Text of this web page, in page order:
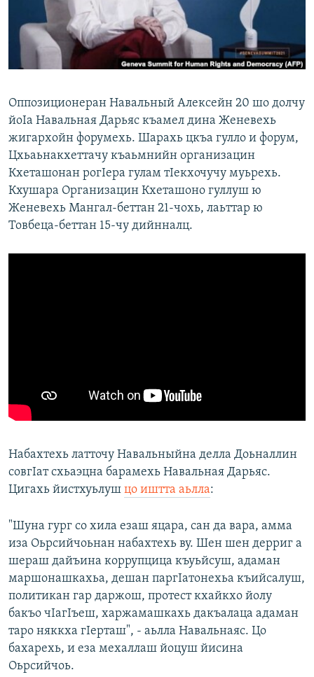
Оппозиционеран Навальный Алексейн 20 шо долчу
йоIа Навальная Дарьяс къамел дина Женевехь
жигархойн форумехь. Шарахь цкъа гулло и форум,
Цхьаьнакхеттачу къаьмнийн организацин
Кхеташонан рогIера гулам тIекхочучу муьрехь.
Кхушара Организацин Кхеташоно гуллуш ю
Женевехь Мангал-беттан 21-чохь, лаьттар ю
Товбеца-беттан 15-чу дийнналц.
Набахтехь латточу Навальныйна делла Доьналлин
совгIат схьаэцна барамехь Навальная Дарьяс.
Цигахь йистхуьлуш цо иштта аьлла:
"Шуна гург со хила езаш яцара, сан да вара, амма
иза Оьрсийчоьнан набахтехь ву. Шен шен дерриг а
шераш дайъина коррупцица къуьйсуш, адаман
маршонашкахьа, дешан паргIатонехьа къийсалуш,
политикан гар даржош, протест кхайкхо йолу
бакъо чIагIъеш, харжамашкахь дакъалаца адаман
таро няккха гIерташ", - аьлла Навальнаяс. Цо
бахарехь, и еза мехаллаш йоцуш йисина
Оьрсийчоь.